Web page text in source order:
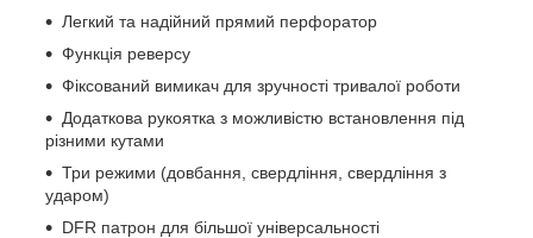
Легкий та надійний прямий перфоратор
Функція реверсу
Фіксований вимикач для зручності тривалої роботи
Додаткова рукоятка з можливістю встановлення під
різними кутами
Три режими (довбання, свердління, свердління з
ударом)
DFR патрон для більшої універсальності